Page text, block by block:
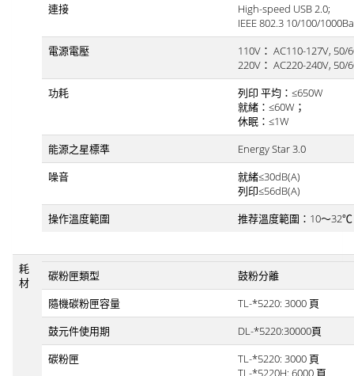
連接
High-speed USB 2.0;
IEEE 802.3 10/100/
電源電壓
110V： AC110-127V, 50/
220V： AC220-240V, 50/
功耗
列印 平均：≤650W
就緒：≤60W；
休眠：≤1W
能源之星標準
Energy Star 3.0
噪音
就緒≤30dB(A)
列印≤56dB(A)
操作溫度範圍
推荐溫度範圍：10～
耗
材
碳粉匣類型
鼓粉分離
隨機碳粉匣容量
TL-*5220: 3000 頁
鼓元件使用期
DL-*5220:30000頁
碳粉匣
TL-*5220: 3000 頁
TL-*5220H: 6000 頁